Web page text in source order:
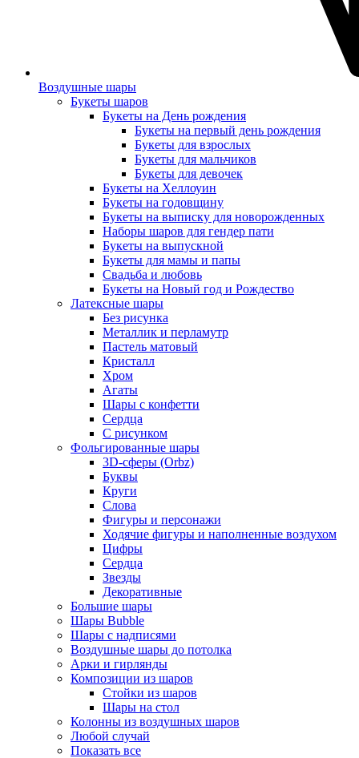
Воздушные шары
Букеты шаров
Букеты на День рождения
Букеты на первый день рождения
Букеты для взрослых
Букеты для мальчиков
Букеты для девочек
Букеты на Хеллоуин
Букеты на годовщину
Букеты на выписку для новорожденных
Наборы шаров для гендер пати
Букеты на выпускной
Букеты для мамы и папы
Свадьба и любовь
Букеты на Новый год и Рождество
Латексные шары
Без рисунка
Металлик и перламутр
Пастель матовый
Кристалл
Хром
Агаты
Шары с конфетти
Сердца
С рисунком
Фольгированные шары
3D-сферы (Orbz)
Буквы
Круги
Слова
Фигуры и персонажи
Ходячие фигуры и наполненные воздухом
Цифры
Сердца
Звезды
Декоративные
Большие шары
Шары Bubble
Шары с надписями
Воздушные шары до потолка
Арки и гирлянды
Композиции из шаров
Стойки из шаров
Шары на стол
Колонны из воздушных шаров
Любой случай
Показать все